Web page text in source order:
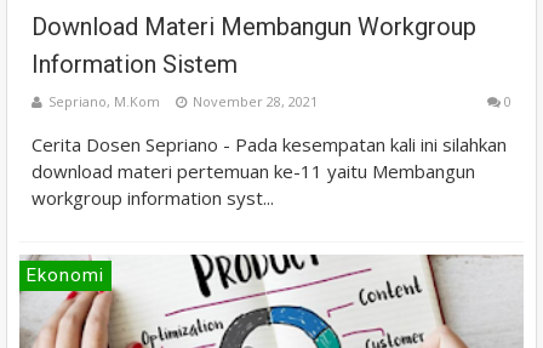
Download Materi Membangun Workgroup
Information Sistem
Sepriano, M.Kom November 28, 2021 0
Cerita Dosen Sepriano - Pada kesempatan kali ini silahkan
download materi pertemuan ke-11 yaitu Membangun
workgroup information syst...
Ekonomi